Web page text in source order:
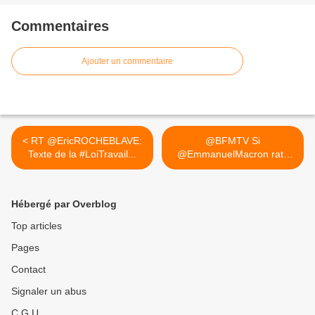
Commentaires
Ajouter un commentaire
< RT @EricROCHEBLAVE:
Texte de la #LoiTravail...
@BFMTV Si
@EmmanuelMacron rate
2017, il va... >
Hébergé par Overblog
Top articles
Pages
Contact
Signaler un abus